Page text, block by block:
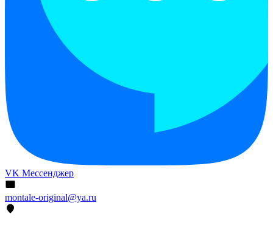
VK Мессенджер
montale-original@ya.ru